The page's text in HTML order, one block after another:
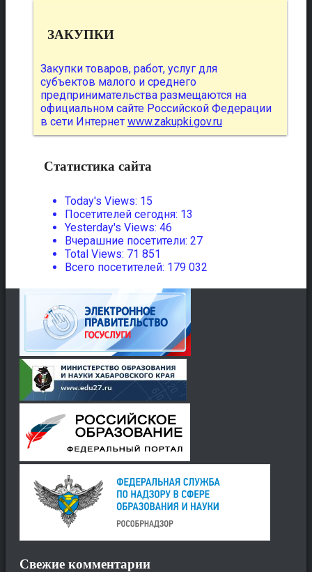
ЗАКУПКИ
Закупки товаров, работ, услуг для
субъектов малого и среднего
предпринимательства размещаются на
официальном сайте Российской Федерации
в сети Интернет www.zakupki.gov.ru
Статистика сайта
Today's Views: 15
Посетителей сегодня: 13
Yesterday's Views: 46
Вчерашние посетители: 27
Total Views: 71 851
Всего посетителей: 179 032
Свежие комментарии